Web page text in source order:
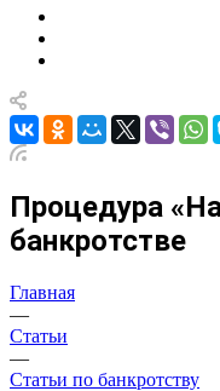
Процедура
банкротстве
Главная
—
Статьи
—
Статьи по банкротству